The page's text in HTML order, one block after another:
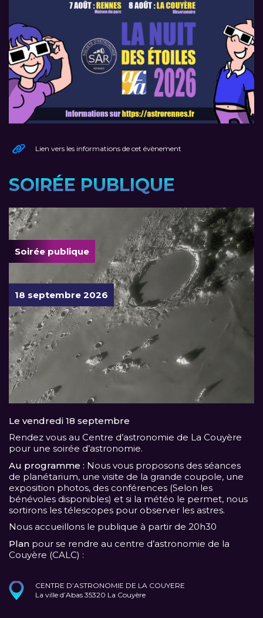
Lien vers les informations de cet évènement
SOIRÉE PUBLIQUE
Soirée publique
18 septembre 2026
Le vendredi 18 septembre
Rendez vous au Centre d’astronomie de La Couyère
pour une soirée d’astronomie.
Au programme : Nous vous proposons des séances
de planétarium, une visite de la grande coupole, une
exposition photos, des conférences (Selon les
bénévoles disponibles) et si la météo le permet, nous
sortirons les télescopes pour observer les astres.
Nous accueillons le publique à partir de 20h30
Plan pour se rendre au centre d’astronomie de la
Couyère (CALC) :
CENTRE D’ASTRONOMIE DE LA COUYERE
La ville d’Abas 35320 La Couyère